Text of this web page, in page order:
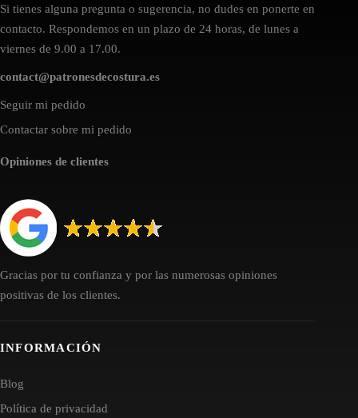
Si tienes alguna pregunta o sugerencia, no dudes en ponerte en
contacto. Respondemos en un plazo de 24 horas, de lunes a
viernes de 9.00 a 17.00.
contact@patronesdecostura.es
Seguir mi pedido
Contactar sobre mi pedido
Opiniones de clientes
Gracias por tu confianza y por las numerosas opiniones
positivas de los clientes.
INFORMACIÓN
Blog
Política de privacidad